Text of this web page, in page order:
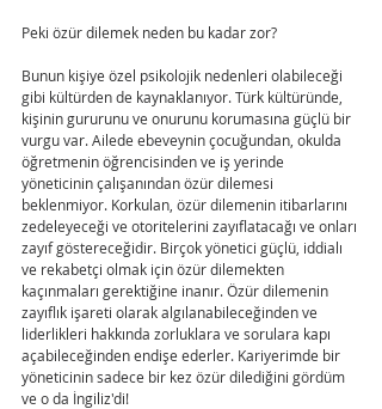
Peki özür dilemek neden bu kadar zor?
Bunun kişiye özel psikolojik nedenleri olabileceği
gibi kültürden de kaynaklanıyor. Türk kültüründe,
kişinin gururunu ve onurunu korumasına güçlü bir
vurgu var. Ailede ebeveynin çocuğundan, okulda
öğretmenin öğrencisinden ve iş yerinde
yöneticinin çalışanından özür dilemesi
beklenmiyor. Korkulan, özür dilemenin itibarlarını
zedeleyeceği ve otoritelerini zayıflatacağı ve onları
zayıf göstereceğidir. Birçok yönetici güçlü, iddialı
ve rekabetçi olmak için özür dilemekten
kaçınmaları gerektiğine inanır. Özür dilemenin
zayıflık işareti olarak algılanabileceğinden ve
liderlikleri hakkında zorluklara ve sorulara kapı
açabileceğinden endişe ederler. Kariyerimde bir
yöneticinin sadece bir kez özür dilediğini gördüm
ve o da İngiliz'di!